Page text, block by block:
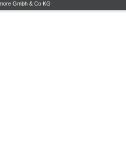
Gmbh & Co KG